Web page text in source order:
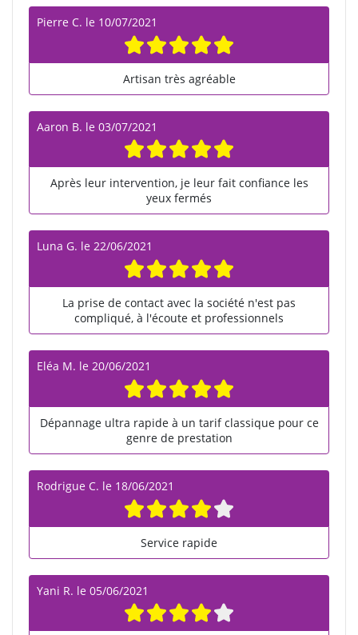
Pierre C. le 10/07/2021
Artisan très agréable
Aaron B. le 03/07/2021
Après leur intervention, je leur fait confiance les
yeux fermés
Luna G. le 22/06/2021
La prise de contact avec la société n'est pas
compliqué, à l'écoute et professionnels
Eléa M. le 20/06/2021
Dépannage ultra rapide à un tarif classique pour ce
genre de prestation
Rodrigue C. le 18/06/2021
Service rapide
Yani R. le 05/06/2021